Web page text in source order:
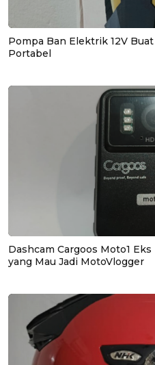
Pompa Ban Elektrik 12V
Portabel
Dashcam Cargoos Moto1
yang Mau Jadi MotoVlogger